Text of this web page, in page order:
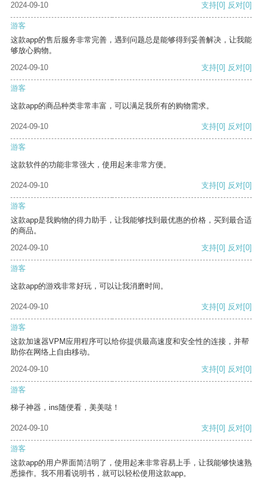
2024-09-10
支持[0] 反对[0]
游客
这款app的售后服务非常完善，遇到问题总是能够得到妥善解决，让我能
够放心购物。
2024-09-10
支持[0] 反对[0]
游客
这款app的商品种类非常丰富，可以满足我所有的购物需求。
2024-09-10 支持[0] 反对[0]
游客
这款软件的功能非常强大，使用起来非常方便。
2024-09-10 支持[0] 反对[0]
游客
这款app是我购物的得力助手，让我能够找到最优惠的价格，买到最合适
的商品。
2024-09-10
支持[0] 反对[0]
游客
这款app的游戏非常好玩，可以让我消磨时间。
2024-09-10 支持[0] 反对[0]
游客
这款加速器VPM应用程序可以给你提供最高速度和安全性的连接，并帮
助你在网络上自由移动。
2024-09-10
支持[0] 反对[0]
游客
梯子神器，ins随便看，美美哒！
2024-09-10 支持[0] 反对[0]
游客
这款app的用户界面简洁明了，使用起来非常容易上手，让我能够快速熟
悉操作。我不用看说明书，就可以轻松使用这款app。